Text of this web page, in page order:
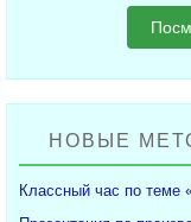
НОВЫЕ
Классный час по теме